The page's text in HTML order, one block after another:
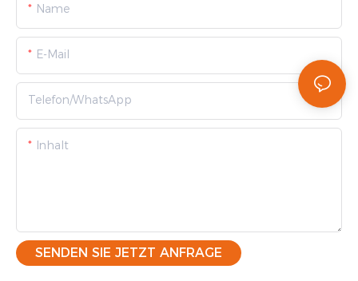
Name
E-Mail
Telefon/WhatsApp
Inhalt
SENDEN SIE JETZT ANFRAGE